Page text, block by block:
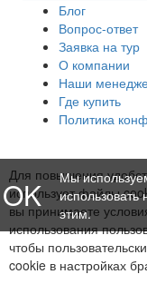
Блог
Вопрос-ответ
Заявка на тур
О компании
Наши
Где купить
Политика
Для повышения
использует файлы
вы принимаете
использования
чтобы
cookie в настройках
OK
Мы
этим.